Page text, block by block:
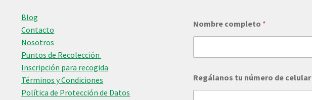
Blog
Contacto
Nosotros
Puntos de Recolección
Inscripción para recogida
Términos y Condiciones
Política de Protección de Datos
Nombre completo *
ú
m
Regálanos tu número de celular